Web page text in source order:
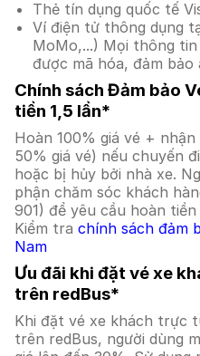
Thẻ tín dụng quốc tế
Ví điện tử thông dụng
MoMo,...) Mọi thông
được mã hóa, đảm
Chính sách Đảm bảo
tiền 1,5 lần*
Hoàn 100% giá vé +
50% giá vé) nếu chuyến
hoặc bị hủy bởi nhà xe.
phận chăm sóc khách
901) để yêu cầu hoàn
Kiểm tra chính sách đảm
Nam
Ưu đãi khi đặt vé xe
trên redBus*
Khi đặt vé xe khách trực
trên redBus, người dùng